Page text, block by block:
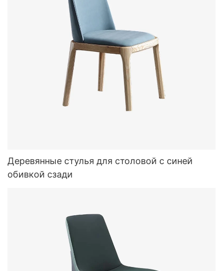
Деревянные стулья для столовой с синей
обивкой сзади